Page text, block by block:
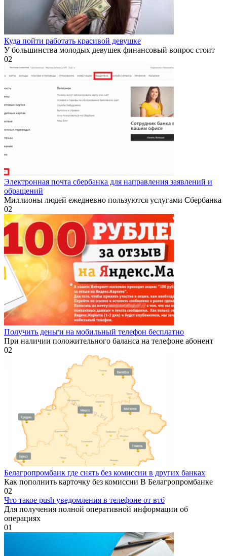
Куда пойти работать красивой девушке
У большинства молодых девушек финансовый вопрос стоит
02
Электронная почта сбербанка для направления заявлений и
обращений
Миллионы людей ежедневно пользуются услугами Сбербанка
02
Получить деньги на мобильный телефон бесплатно
При наличии положительного баланса на телефоне абонент
02
Белагропромбанк где снять без комиссии в других банках
Как пополнить карточку без комиссии В Белагропромбанке
02
Что такое push уведомления в телефоне от втб
Для получения полной оперативной информации об
операциях
01